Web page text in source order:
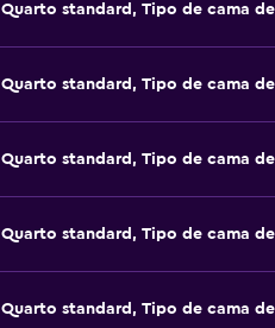
Quarto standard, Tipo de cama
Quarto standard, Tipo de cama
Quarto standard, Tipo de cama
Quarto standard, Tipo de cama
Quarto standard, Tipo de cama